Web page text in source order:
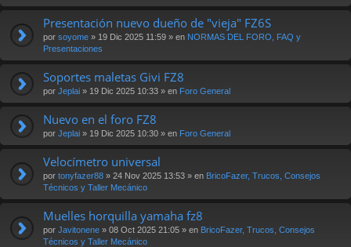
Presentación nuevo dueño de "vieja" FZ6S
por soyome » 19 Dic 2025 11:59 » en NORMAS DEL FORO, FAQ y
Presentaciones
Soportes maletas Givi FZ8
por Jeplai » 19 Dic 2025 10:33 » en Foro General
Nuevo en el foro FZ8
por Jeplai » 19 Dic 2025 10:30 » en Foro General
Velocímetro universal
por tonyfazer88 » 24 Nov 2025 13:53 » en BricoFazer, Trucos, Consejos
Técnicos y Taller Mecánico
Muelles horquilla yamaha fz8
por Javitonene » 08 Oct 2025 21:05 » en BricoFazer, Trucos, Consejos
Técnicos y Taller Mecánico